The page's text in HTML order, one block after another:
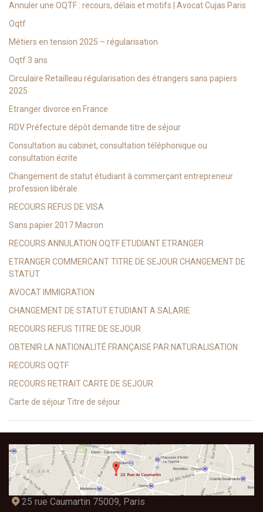
Annuler une OQTF : recours, délais et motifs | Avocat Cujas Paris
Oqtf
Métiers en tension 2025 – régularisation
Oqtf 3 ans
Circulaire Retailleau régularisation des étrangers sans papiers
2025
Etranger divorce en France
RDV Préfecture dépôt demande titre de séjour
Consultation au cabinet, consultation téléphonique ou
consultation écrite
Changement de statut étudiant à commerçant entrepreneur
profession libérale
RECOURS REFUS DE VISA
Sans papier 2017 Macron
RECOURS ANNULATION OQTF ETUDIANT ETRANGER
ETRANGER COMMERCANT TITRE DE SEJOUR CHANGEMENT DE
STATUT
AVOCAT IMMIGRATION
CHANGEMENT DE STATUT ETUDIANT A SALARIE
RECOURS REFUS TITRE DE SEJOUR
OBTENIR LA NATIONALITÉ FRANÇAISE PAR NATURALISATION
RECOURS OQTF
RECOURS RETRAIT CARTE DE SEJOUR
Carte de séjour Titre de séjour
25 rue Caumartin 75009, Paris